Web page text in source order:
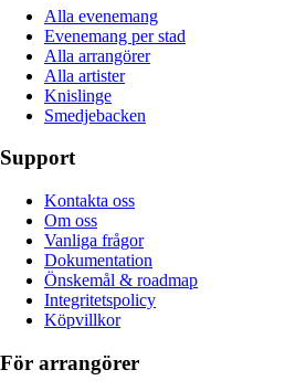
Alla evenemang
Evenemang per stad
Alla arrangörer
Alla artister
Knislinge
Smedjebacken
Support
Kontakta oss
Om oss
Vanliga frågor
Dokumentation
Önskemål & roadmap
Integritetspolicy
Köpvillkor
För arrangörer